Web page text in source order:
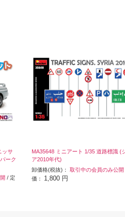
ッサ
ーク
/ 定
MA35648 ミニアート 1/35 道路標識 (
ア2010年代)
卸価格(税抜)： 取引中の会員のみ公開
価： 1,800 円